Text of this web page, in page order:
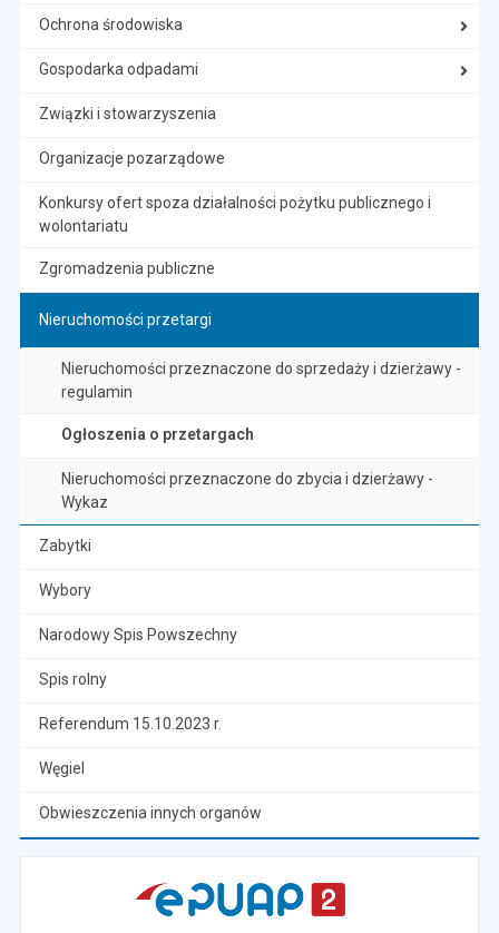
Ochrona środowiska
Gospodarka odpadami
Związki i stowarzyszenia
Organizacje pozarządowe
Konkursy ofert spoza działalności pożytku publicznego i
wolontariatu
Zgromadzenia publiczne
Nieruchomości przetargi
Nieruchomości przeznaczone do sprzedaży i dzierżawy -
regulamin
Ogłoszenia o przetargach
Nieruchomości przeznaczone do zbycia i dzierżawy -
Wykaz
Zabytki
Wybory
Narodowy Spis Powszechny
Spis rolny
Referendum 15.10.2023 r.
Węgiel
Obwieszczenia innych organów